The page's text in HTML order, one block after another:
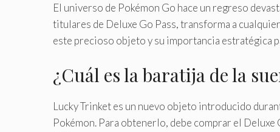
El universo de Pokémon Go hace un regreso
titulares de Deluxe Go Pass, transforma a
este precioso objeto y su importancia estratégica
¿Cuál es la baratija de la
Lucky Trinket es un nuevo objeto introducido
Pokémon. Para obtenerlo, debe comprar el